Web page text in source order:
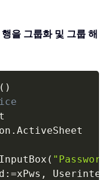
을 그룹화 및 그룹 해
( )
.
InputBox (
: =xPws ,